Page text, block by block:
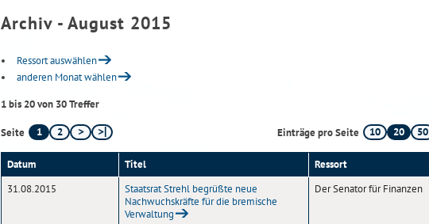
Archiv - August 2015
Ressort auswählen
anderen Monat wählen
1 bis 20 von 30 Treffer
Seite 1 2 Einträge pro Seite 10 20 50
Datum Titel
Ressort
31.08.2015
Staatsrat Strehl begrüßte neue
Nachwuchskräfte für die bremische
Verwaltung
Der Senator für Finanzen